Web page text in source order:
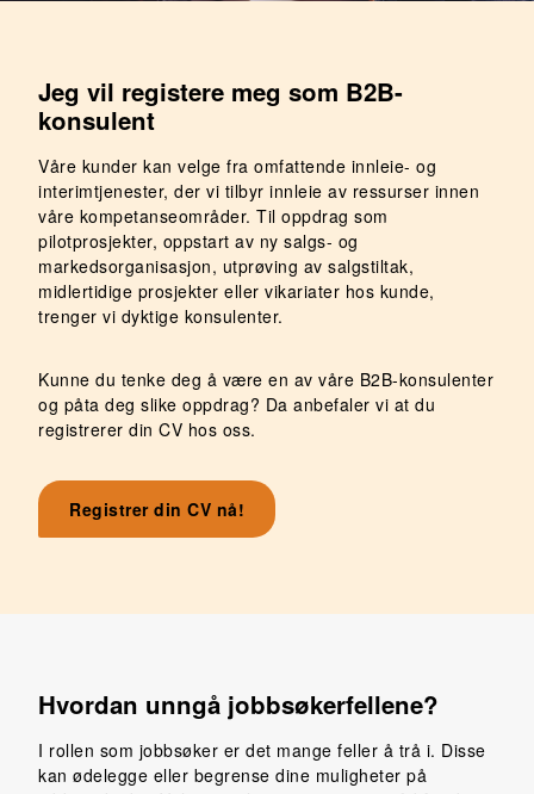
Jeg vil registere meg som B2B-
konsulent
Våre kunder kan velge fra omfattende innleie- og
interimtjenester, der vi tilbyr innleie av ressurser innen
våre kompetanseområder. Til oppdrag som
pilotprosjekter, oppstart av ny salgs- og
markedsorganisasjon, utprøving av salgstiltak,
midlertidige prosjekter eller vikariater hos kunde,
trenger vi dyktige konsulenter.
Kunne du tenke deg å være en av våre B2B-konsulenter
og påta deg slike oppdrag? Da anbefaler vi at du
registrerer din CV hos oss.
Registrer din CV nå!
Hvordan unngå jobbsøkerfellene?
I rollen som jobbsøker er det mange feller å trå i. Disse
kan ødelegge eller begrense dine muligheter på